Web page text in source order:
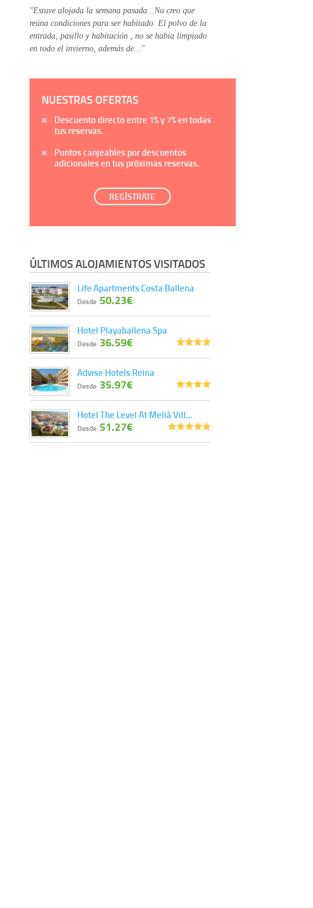
"Estuve alojada la semana pasada...No creo que
reúna condiciones para ser habitado. El polvo de la
entrada, pasillo y habitación , no se había limpiado
en todo el invierno, además de…"
NUESTRAS OFERTAS
Descuento directo entre 1%y7%en todas
tus reservas.
Puntos canjeables por descuentos
adicionales en tus próximas reservas.
REGÍSTRATE
ÚLTIMOS ALOJAMIENTOS VISITADOS
Life Apartments Costa Ballena
Desde 50.23€
Hotel Playaballena Spa
Desde 36.59€
Advise Hotels Reina
Desde 35.97€
Hotel The Level At Meliá Vill…
Desde 51.27€